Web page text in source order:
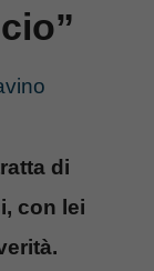
di
con lei